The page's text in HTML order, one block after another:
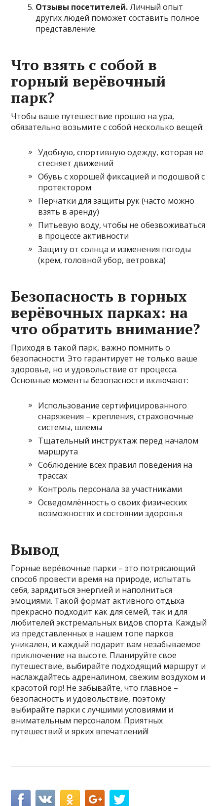
Отзывы посетителей.Личный опыт
других людей поможет составить полное
представление.
Что взять с собой в
горный верёвочный
парк?
Чтобы ваше путешествие прошло на ура,
обязательно возьмите с собой несколько вещей:
Удобную, спортивную одежду, которая не
стесняет движений
Обувь с хорошей фиксацией и подошвой с
протектором
Перчатки для защиты рук (часто можно
взять в аренду)
Питьевую воду, чтобы не обезвоживаться
в процессе активности
Защиту от солнца и изменения погоды
(крем, головной убор, ветровка)
Безопасность в горных
верёвочных парках: на
что обратить внимание?
Приходя в такой парк, важно помнить о
безопасности. Это гарантирует не только ваше
здоровье, но и удовольствие от процесса.
Основные моменты безопасности включают:
Использование сертифицированного
снаряжения – крепления, страховочные
системы, шлемы
Тщательный инструктаж перед началом
маршрута
Соблюдение всех правил поведения на
трассах
Контроль персонала за участниками
Осведомлённость о своих физических
возможностях и состоянии здоровья
Вывод
Горные верёвочные парки – это потрясающий
способ провести время на природе, испытать
себя, зарядиться энергией и наполниться
эмоциями. Такой формат активного отдыха
прекрасно подходит как для семей, так и для
любителей экстремальных видов спорта. Каждый
из представленных в нашем топе парков
уникален, и каждый подарит вам незабываемое
приключение на высоте. Планируйте свое
путешествие, выбирайте подходящий маршрут и
наслаждайтесь адреналином, свежим воздухом и
красотой гор! Не забывайте, что главное –
безопасность и удовольствие, поэтому
выбирайте парки с лучшими условиями и
внимательным персоналом. Приятных
путешествий и ярких впечатлений!